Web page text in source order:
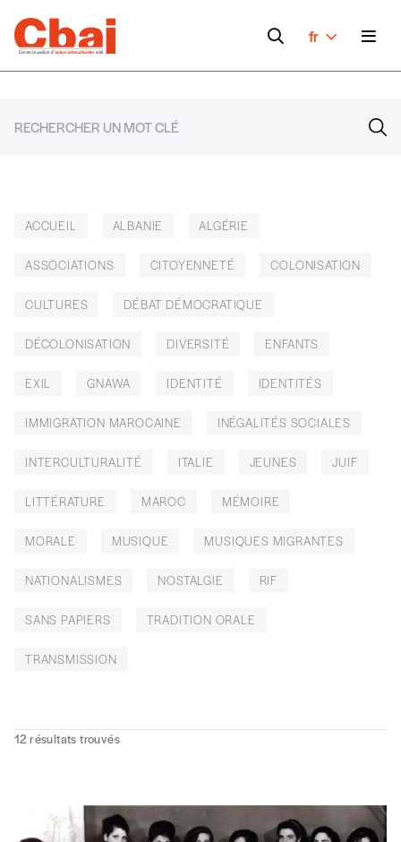
fr
ACCUEIL ALBANIE ALGÉRIE
ASSOCIATIONS CITOYENNETÉ COLONISATION
CULTURES DÉBAT DÉMOCRATIQUE
DÉCOLONISATION DIVERSITÉ ENFANTS
EXIL GNAWA IDENTITÉ IDENTITÉS
IMMIGRATION MAROCAINE INÉGALITÉS SOCIALES
INTERCULTURALITÉ ITALIE JEUNES JUIF
LITTÉRATURE MAROC MÉMOIRE
MORALE MUSIQUE MUSIQUES MIGRANTES
NATIONALISMES NOSTALGIE RIF
SANS PAPIERS TRADITION ORALE
TRANSMISSION
12 résultats trouvés